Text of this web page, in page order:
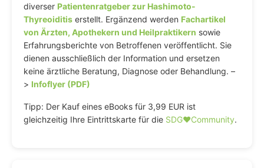
diverser Patientenratgeber zur Hashimoto-
Thyreoiditis erstellt. Ergänzend werden Fachartikel
von Ärzten, Apothekern und Heilpraktikern sowie
Erfahrungsberichte von Betroffenen veröffentlicht. Sie
dienen ausschließlich der Information und ersetzen
keine ärztliche Beratung, Diagnose oder Behandlung. –
> Infoflyer (PDF)
Tipp: Der Kauf eines eBooks für 3,99 EUR ist
gleichzeitig Ihre Eintrittskarte für die SDG♥️Community.